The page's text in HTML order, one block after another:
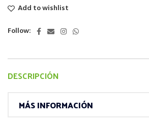
Add to wishlist
Follow:
DESCRIPCIÓN
MÁS INFORMACIÓN